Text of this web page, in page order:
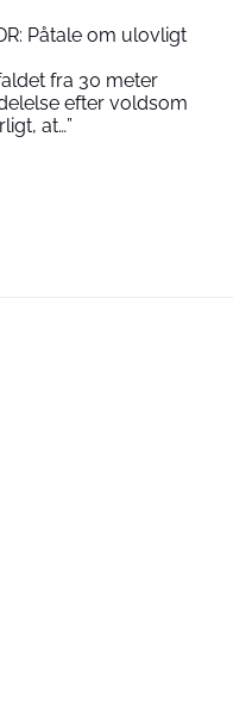
Påtale om ulovligt
fra 30 meter
efter voldsom
at…”